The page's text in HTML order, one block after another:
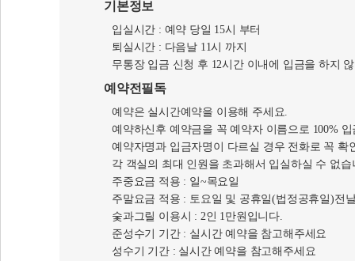
기본정보
입실시간 : 예약 당일 15시 부터
퇴실시간 : 다음날 11시 까지
무통장 입금 신청 후 12시간 이내에 입금을 하지
예약전필독
예약은 실시간예약을 이용해 주세요.
예약하신후 예약금을 꼭 예약자 이름으로 100%
예약자명과 입금자명이 다르실 경우 전화로 꼭 확
각 객실의 최대 인원을 초과해서 입실하실 수 없습
주중요금 적용 : 일~목요일
주말요금 적용 : 토요일 및 공휴일(법정공휴일)전
숯과그릴 이용시 : 2인 1만원입니다.
준성수기 기간 : 실시간 예약을 참고해주세요
성수기 기간 : 실시간 예약을 참고해주세요